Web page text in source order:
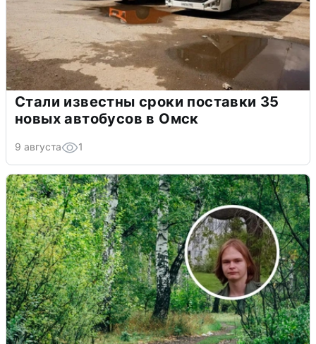
Стали известны сроки поставки 35
новых автобусов в Омск
9 августа 1